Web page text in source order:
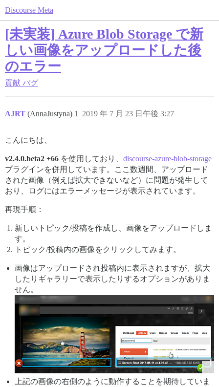
Discourse Meta
[未実装] Azure Blob Storage で新
しい画像をアップロードした後
のエラー
貢献 バグ
AJRT (AnnaJustyna) 2019 年 7 月 23 日午後 3:27
1
こんにちは、
v2.4.0.beta2 +66 を使用しており、 discourse-azure-blob-storage
プラグインを併用しています。ここ数週間、アップロード
された画像（例えば拡大できないなど）に問題が発生して
おり、ログにはエラーメッセージが表示されています。
再現手順：
新しいトピック/投稿を作成し、画像をアップロードしま
す。
トピック/投稿内の画像をクリックしてみます。
画像はアップロードされ投稿内に表示されますが、拡大
したりギャラリーで表示したりするオプションがありま
せん。
上記の画像の右側のように動作することを期待していま